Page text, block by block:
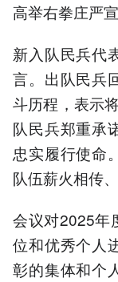
高举右拳庄严
新入队民兵代
言。出队民兵
斗历程，表示
队民兵郑重承
忠实履行使命
队伍薪火相传
会议对2025年
位和优秀个人
彰的集体和个